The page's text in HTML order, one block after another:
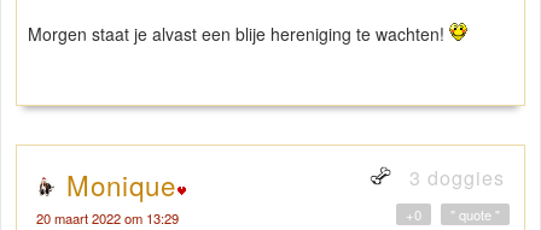
Morgen staat je alvast een blije hereniging te wachten!
Monique 3 doggies
20 maart 2022 om 13:29 " quote "
+0